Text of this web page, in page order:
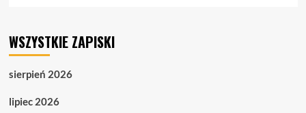
23.05.
WSZYSTKIE ZAPISKI
sierpień 2026
lipiec 2026